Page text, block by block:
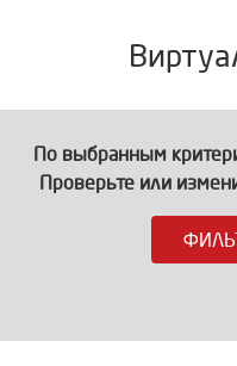
По выбранным
Проверьте или